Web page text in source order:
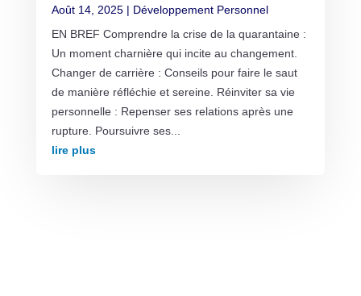
Août 14, 2025| Développement Personnel
EN BREF Comprendre la crise de la quarantaine :
Un moment charnière qui incite au changement.
Changer de carrière : Conseils pour faire le saut
de manière réfléchie et sereine. Réinviter sa vie
personnelle : Repenser ses relations après une
rupture. Poursuivre ses...
lire plus